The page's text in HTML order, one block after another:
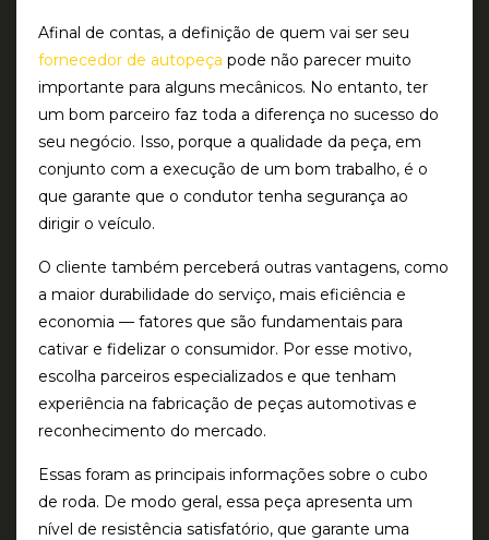
Afinal de contas, a definição de quem vai ser seu
fornecedor de autopeça pode não parecer muito
importante para alguns mecânicos. No entanto, ter
um bom parceiro faz toda a diferença no sucesso do
seu negócio. Isso, porque a qualidade da peça, em
conjunto com a execução de um bom trabalho, é o
que garante que o condutor tenha segurança ao
dirigir o veículo.
O cliente também perceberá outras vantagens, como
a maior durabilidade do serviço, mais eficiência e
economia — fatores que são fundamentais para
cativar e fidelizar o consumidor. Por esse motivo,
escolha parceiros especializados e que tenham
experiência na fabricação de peças automotivas e
reconhecimento do mercado.
Essas foram as principais informações sobre o cubo
de roda. De modo geral, essa peça apresenta um
nível de resistência satisfatório, que garante uma